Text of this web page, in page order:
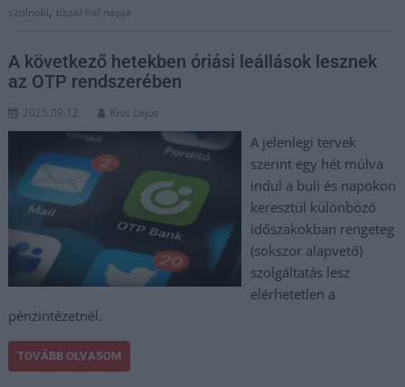
szolnoki, tiszai hal napja
A következő hetekben óriási leállások lesznek
az OTP rendszerében
2025.09.12. Kiss Lajos
A jelenlegi tervek
szerint egy hét múlva
indul a buli és napokon
keresztül különböző
időszakokban rengeteg
(sokszor alapvető)
szolgáltatás lesz
elérhetetlen a
pénzintézetnél.
TOVÁBB OLVASOM